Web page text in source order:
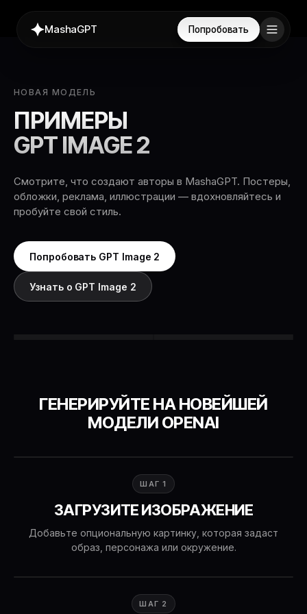
MashaGPT Попробовать
НОВАЯ МОДЕЛЬ
ПРИМЕРЫ
GPT IMAGE 2
Смотрите, что создают авторы в MashaGPT. Постеры,
обложки, реклама, иллюстрации — вдохновляйтесь и
пробуйте свой стиль.
Попробовать GPT Image 2
Узнать о GPT Image 2
ГЕНЕРИРУЙТЕ НА НОВЕЙШЕЙ
МОДЕЛИ OPENAI
ШАГ 1
ЗАГРУЗИТЕ ИЗОБРАЖЕНИЕ
Добавьте опциональную картинку, которая задаст
образ, персонажа или окружение.
ШАГ 2